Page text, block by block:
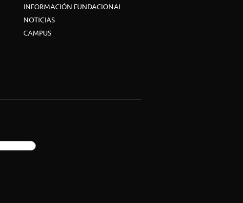
INFORMACIÓN FUNDACIONAL
NOTICIAS
CAMPUS